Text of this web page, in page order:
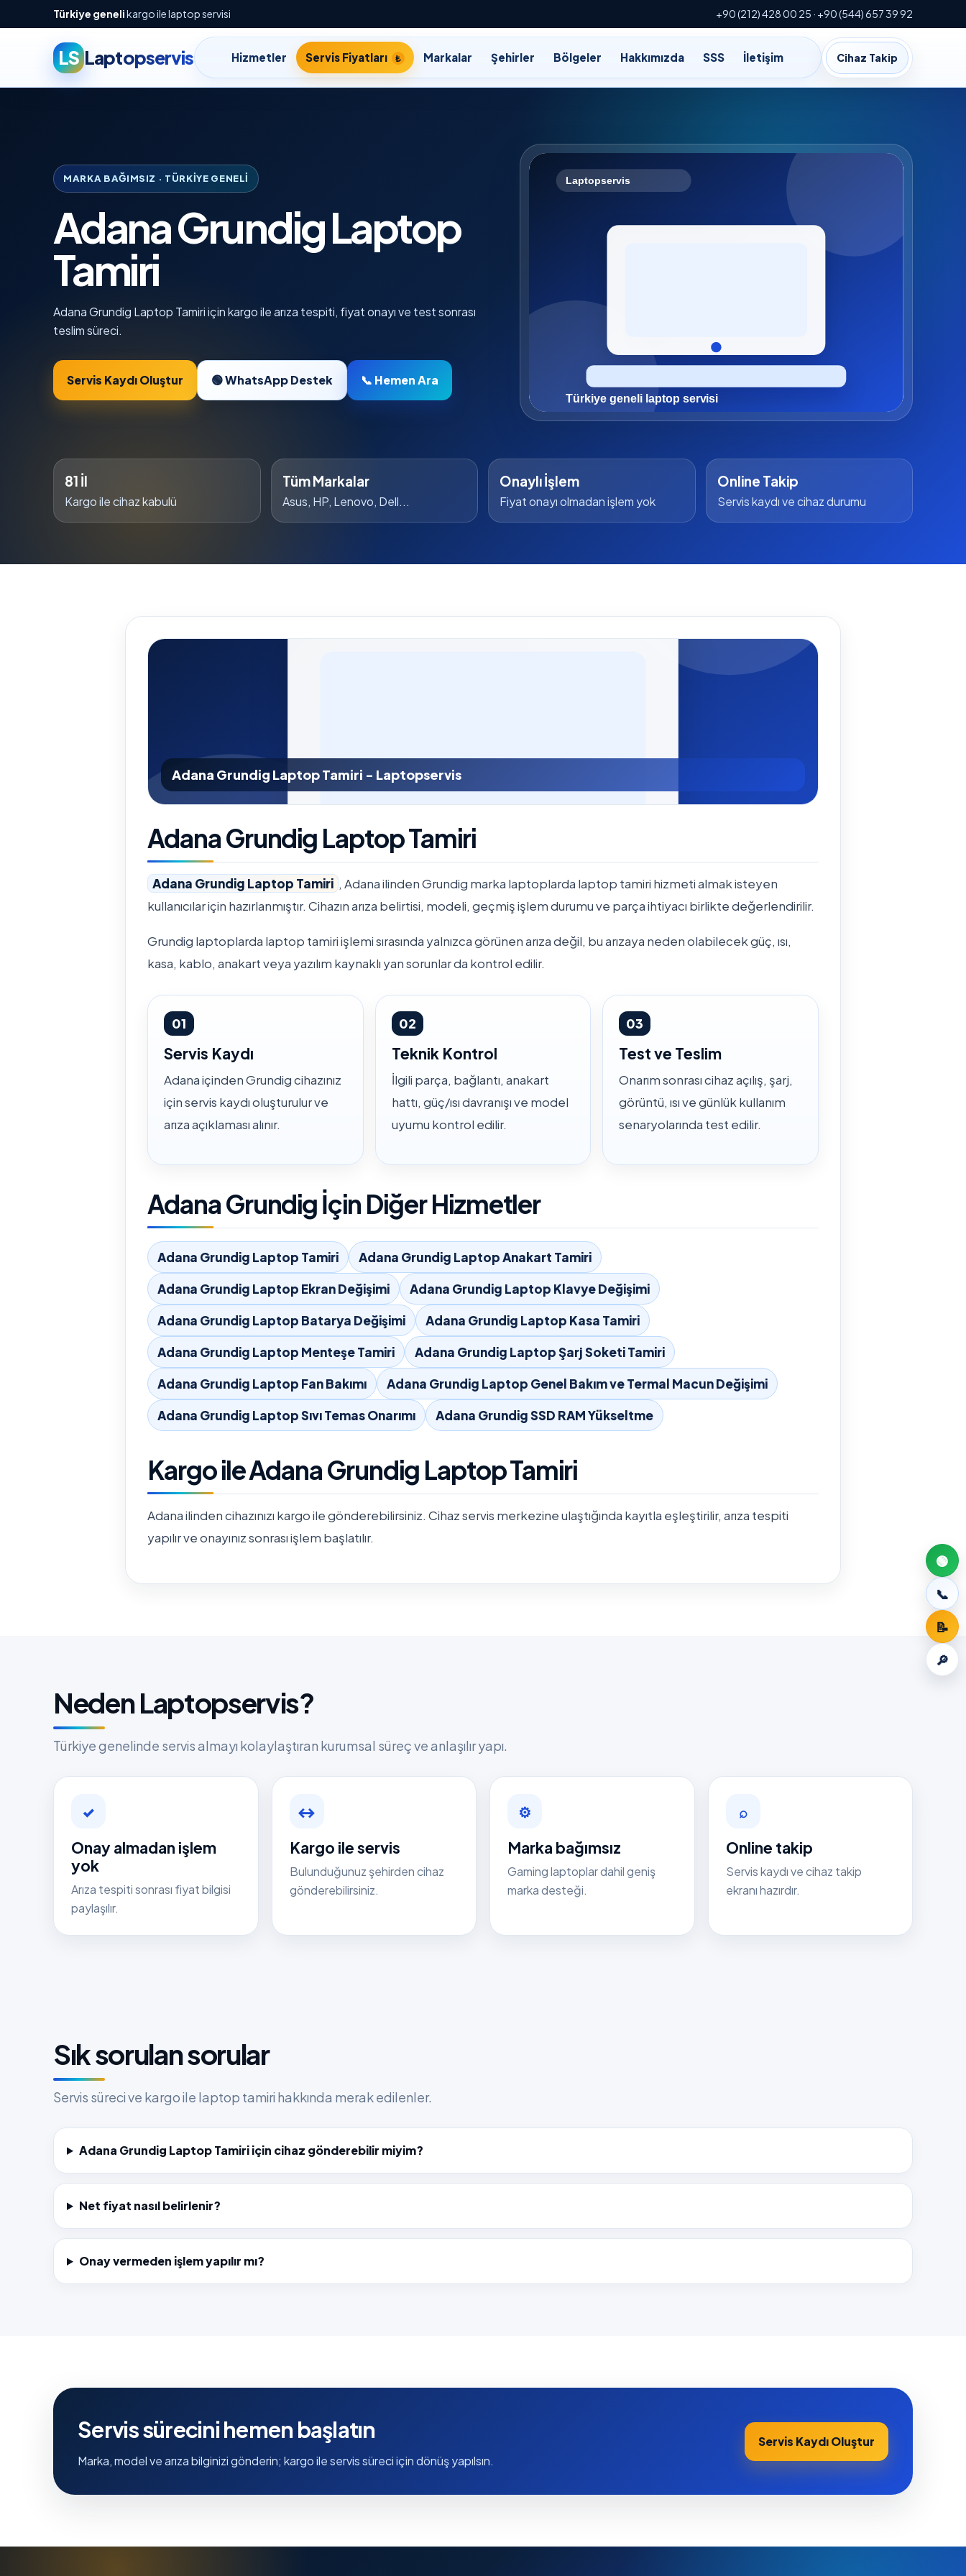
Türkiye genelikargo ile laptop servisi +90 (212) 428 00 25 · +90 (544) 657 39 92
LS Laptopservis Hizmetler Servis Fiyatları Markalar Şehirler Bölgeler Hakkımızda SSS İletişim Cihaz Takip
🟢
📞
📝
🔎
MARKA BAĞIMSIZ · TÜRKIYE GENELI
Adana Grundig Laptop
Tamiri
Adana Grundig Laptop Tamiri için kargo ile arıza tespiti, fiyat onayı ve test sonrası
teslim süreci.
Servis Kaydı Oluştur 🟢 WhatsApp Destek 📞 Hemen Ara
81 İl
Kargo ile cihaz kabulü
Tüm Markalar
Asus, HP, Lenovo, Dell...
Onaylı İşlem
Fiyat onayı olmadan işlem yok
Online Takip
Servis kaydı ve cihaz durumu
Adana Grundig Laptop Tamiri - Laptopservis
Adana Grundig Laptop Tamiri
Adana Grundig Laptop Tamiri , Adana ilinden Grundig marka laptoplarda laptop tamiri hizmeti almak isteyen
kullanıcılar için hazırlanmıştır. Cihazın arıza belirtisi, modeli, geçmiş işlem durumu ve parça ihtiyacı birlikte değerlendirilir.
Grundig laptoplarda laptop tamiri işlemi sırasında yalnızca görünen arıza değil, bu arızaya neden olabilecek güç, ısı,
kasa, kablo, anakart veya yazılım kaynaklı yan sorunlar da kontrol edilir.
01
Servis Kaydı
Adana içinden Grundig cihazınız
için servis kaydı oluşturulur ve
arıza açıklaması alınır.
02
Teknik Kontrol
İlgili parça, bağlantı, anakart
hattı, güç/ısı davranışı ve model
uyumu kontrol edilir.
03
Test ve Teslim
Onarım sonrası cihaz açılış, şarj,
görüntü, ısı ve günlük kullanım
senaryolarında test edilir.
Adana Grundig İçin Diğer Hizmetler
Adana Grundig Laptop Tamiri
Adana Grundig Laptop Anakart Tamiri
Adana Grundig Laptop Ekran Değişimi
Adana Grundig Laptop Klavye Değişimi
Adana Grundig Laptop Batarya Değişimi
Adana Grundig Laptop Kasa Tamiri
Adana Grundig Laptop Menteşe Tamiri
Adana Grundig Laptop Şarj Soketi Tamiri
Adana Grundig Laptop Fan Bakımı
Adana Grundig Laptop Genel Bakım ve Termal Macun Değişimi
Adana Grundig Laptop Sıvı Temas Onarımı
Adana Grundig SSD RAM Yükseltme
Kargo ile Adana Grundig Laptop Tamiri
Adana ilinden cihazınızı kargo ile gönderebilirsiniz. Cihaz servis merkezine ulaştığında kayıtla eşleştirilir, arıza tespiti
yapılır ve onayınız sonrası işlem başlatılır.
Neden Laptopservis?
Türkiye genelinde servis almayı kolaylaştıran kurumsal süreç ve anlaşılır yapı.
✓
Onay almadan işlem
yok
Arıza tespiti sonrası fiyat bilgisi
paylaşılır.
↔
Kargo ile servis
Bulunduğunuz şehirden cihaz
gönderebilirsiniz.
⚙
Marka bağımsız
Gaming laptoplar dahil geniş
marka desteği.
⌕
Online takip
Servis kaydı ve cihaz takip
ekranı hazırdır.
Sık sorulan sorular
Servis süreci ve kargo ile laptop tamiri hakkında merak edilenler.
Adana Grundig Laptop Tamiri için cihaz gönderebilir miyim?
Net fiyat nasıl belirlenir?
Onay vermeden işlem yapılır mı?
Servis sürecini hemen başlatın
Marka, model ve arıza bilginizi gönderin; kargo ile servis süreci için dönüş yapılsın.
Servis Kaydı Oluştur